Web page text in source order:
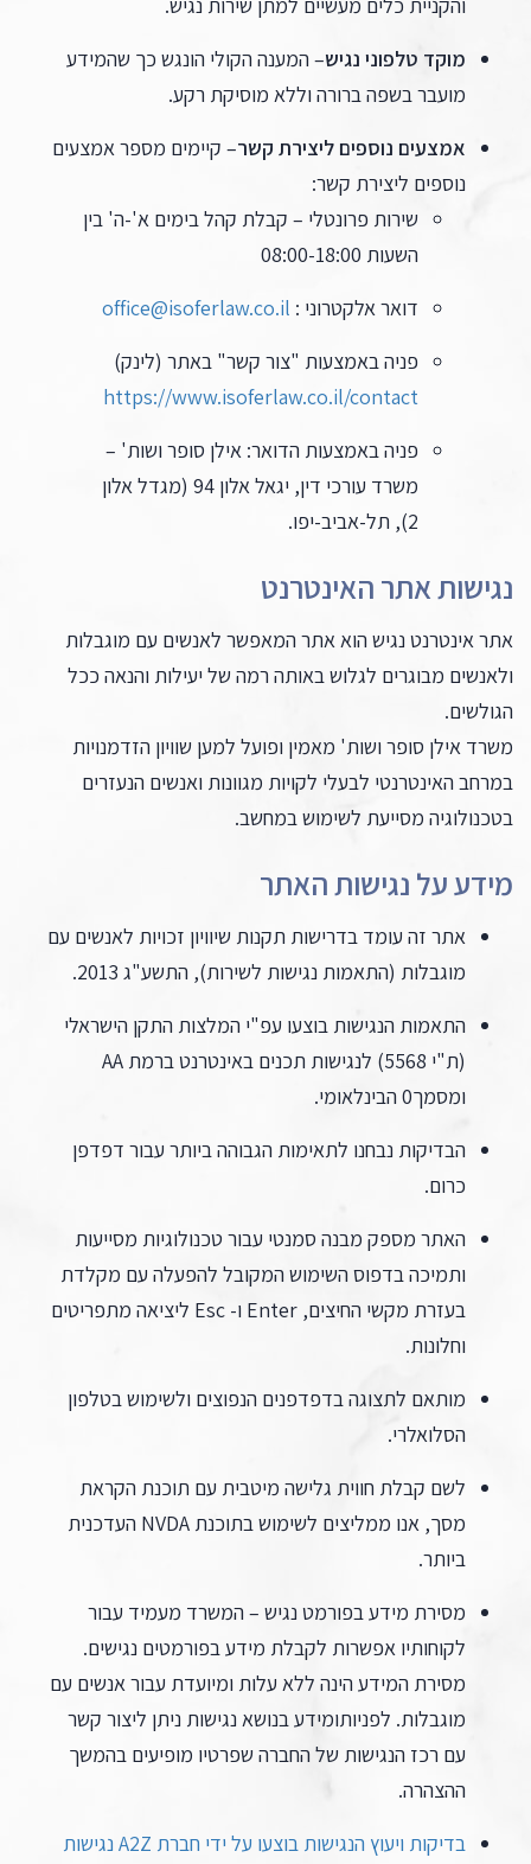
מוקד טלפוני נגיש– המענה הקולי הונגש כך שהמידע
מועבר בשפה ברורה וללא מוסיקת רקע.
אמצעים נוספים ליצירת קשר– קיימים מספר אמצעים
נוספים ליצירת קשר:
שירות פרונטלי – קבלת קהל בימים א'-ה' בין
השעות 08:00-18:00
דואר אלקטרוני : office@isoferlaw.co.il
פניה באמצעות "צור קשר" באתר (לינק)
https://www.isoferlaw.co.il/contact
פניה באמצעות הדואר: אילן סופר ושות' –
משרד עורכי דין, יגאל אלון 94 (מגדל אלון
2), תל-אביב-יפו.
נגישות אתר האינטרנט
אתר אינטרנט נגיש הוא אתר המאפשר לאנשים עם מוגבלות
ולאנשים מבוגרים לגלוש באותה רמה של יעילות והנאה ככל
הגולשים.
משרד אילן סופר ושות' מאמין ופועל למען שוויון הזדמנויות
במרחב האינטרנטי לבעלי לקויות מגוונות ואנשים הנעזרים
בטכנולוגיה מסייעת לשימוש במחשב.
מידע על נגישות האתר
אתר זה עומד בדרישות תקנות שיוויון זכויות לאנשים עם
מוגבלות (התאמות נגישות לשירות), התשע"ג 2013.
התאמות הנגישות בוצעו עפ"י המלצות התקן הישראלי
(ת"י 5568) לנגישות תכנים באינטרנט ברמת AA
ומסמך0 הבינלאומי.
הבדיקות נבחנו לתאימות הגבוהה ביותר עבור דפדפן
כרום.
האתר מספק מבנה סמנטי עבור טכנולוגיות מסייעות
ותמיכה בדפוס השימוש המקובל להפעלה עם מקלדת
בעזרת מקשי החיצים, Enter ו- Esc ליציאה מתפריטים
וחלונות.
מותאם לתצוגה בדפדפנים הנפוצים ולשימוש בטלפון
הסלואלרי.
לשם קבלת חווית גלישה מיטבית עם תוכנת הקראת
מסך, אנו ממליצים לשימוש בתוכנת NVDA העדכנית
ביותר.
מסירת מידע בפורמט נגיש – המשרד מעמיד עבור
לקוחותיו אפשרות לקבלת מידע בפורמטים נגישים.
מסירת המידע הינה ללא עלות ומיועדת עבור אנשים עם
מוגבלות. לפניותומידע בנושא נגישות ניתן ליצור קשר
עם רכז הנגישות של החברה שפרטיו מופיעים בהמשך
ההצהרה.
בדיקות ויעוץ הנגישות בוצעו על ידי חברת A2Z נגישות